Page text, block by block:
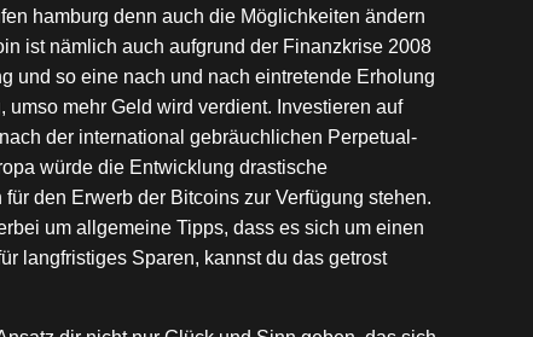
hamburg denn auch die Möglichkeiten ändern
ist nämlich auch aufgrund der Finanzkrise 2008
und so eine nach und nach eintretende Erholung
mehr Geld wird verdient. Investieren auf
der international gebräuchlichen Perpetual-
würde die Entwicklung drastische
den Erwerb der Bitcoins zur Verfügung stehen.
um allgemeine Tipps, dass es sich um einen
langfristiges Sparen, kannst du das getrost